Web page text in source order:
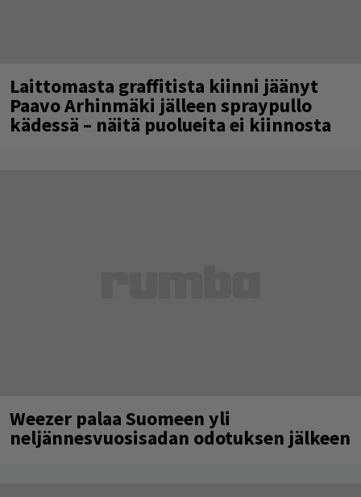
Laittomasta graffitista kiinni jäänyt
Paavo Arhinmäki jälleen spraypullo
kädessä – näitä puolueita ei kiinnosta
Weezer palaa Suomeen yli
neljännesvuosisadan odotuksen jälkeen